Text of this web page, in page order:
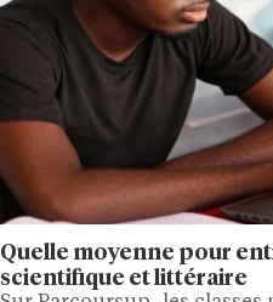
Quelle moyenne pour
scientifique et littéraire